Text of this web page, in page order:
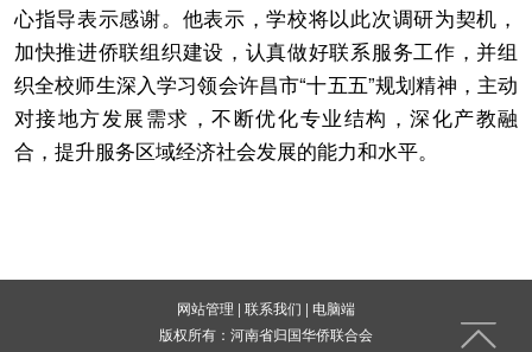
心指导表示感谢。他表示，学校将以此次调研为契机，
加快推进侨联组织建设，认真做好联系服务工作，并组
织全校师生深入学习领会许昌市“十五五”规划精神，主动
对接地方发展需求，不断优化专业结构，深化产教融
合，提升服务区域经济社会发展的能力和水平。
网站管理 | 联系我们 | 电脑端
版权所有：河南省归国华侨联合会